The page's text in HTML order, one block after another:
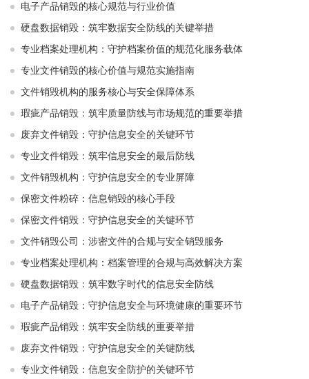
电子产品销毁的核心规范与行业价值
硬盘数据销毁：筑牢数据安全防线的关键举措
专业档案处理机构：守护档案价值的规范化服务载体
专业文件销毁的核心价值与规范实施指南
文件销毁机构的服务核心与安全保障体系
瑕疵产品销毁：筑牢质量防线与市场规范的重要举措
废弃文件销毁：守护信息安全的关键环节
专业文件销毁：筑牢信息安全的最后防线
文件销毁机构：守护信息安全的专业屏障
保密文件粉碎：信息销毁的核心手段
保密文件销毁：守护信息安全的关键环节
文件销毁公司：涉密文件的合规与安全销毁服务
专业档案处理机构：档案管理的合规与高效解决方案
硬盘数据销毁：筑牢数字时代的信息安全防线
电子产品销毁：守护信息安全与环境健康的重要环节
瑕疵产品销毁：筑牢安全防线的重要举措
废弃文件销毁：守护信息安全的关键防线
专业文件销毁：信息安全防护的关键环节